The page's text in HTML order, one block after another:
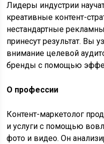
Лидеры индустрии
креативные контент-
нестандартные
принесут результат. Вы
внимание целевой
бренды с помощью
О профессии
Контент-маркетолог
и услуги с помощью
фото и видео. Он